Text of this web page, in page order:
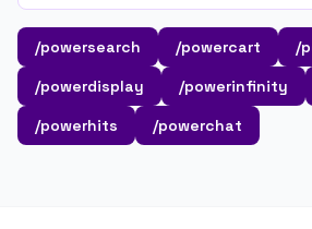
/powersearch /powercart
/
/powerdisplay
/powerinfinity
/powerhits
/powerchat